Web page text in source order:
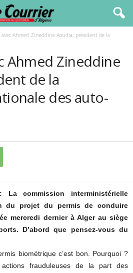
Ahmed Zineddine Aoudia, président de la
Ahmed Zineddine
de la
des auto-
La commission interministérielle
du projet du permis de conduire
mercredi dernier à Alger au siège
D’abord que pensez-vous du
biométrique c’est bon. Pourquoi ?
frauduleuses de la part des